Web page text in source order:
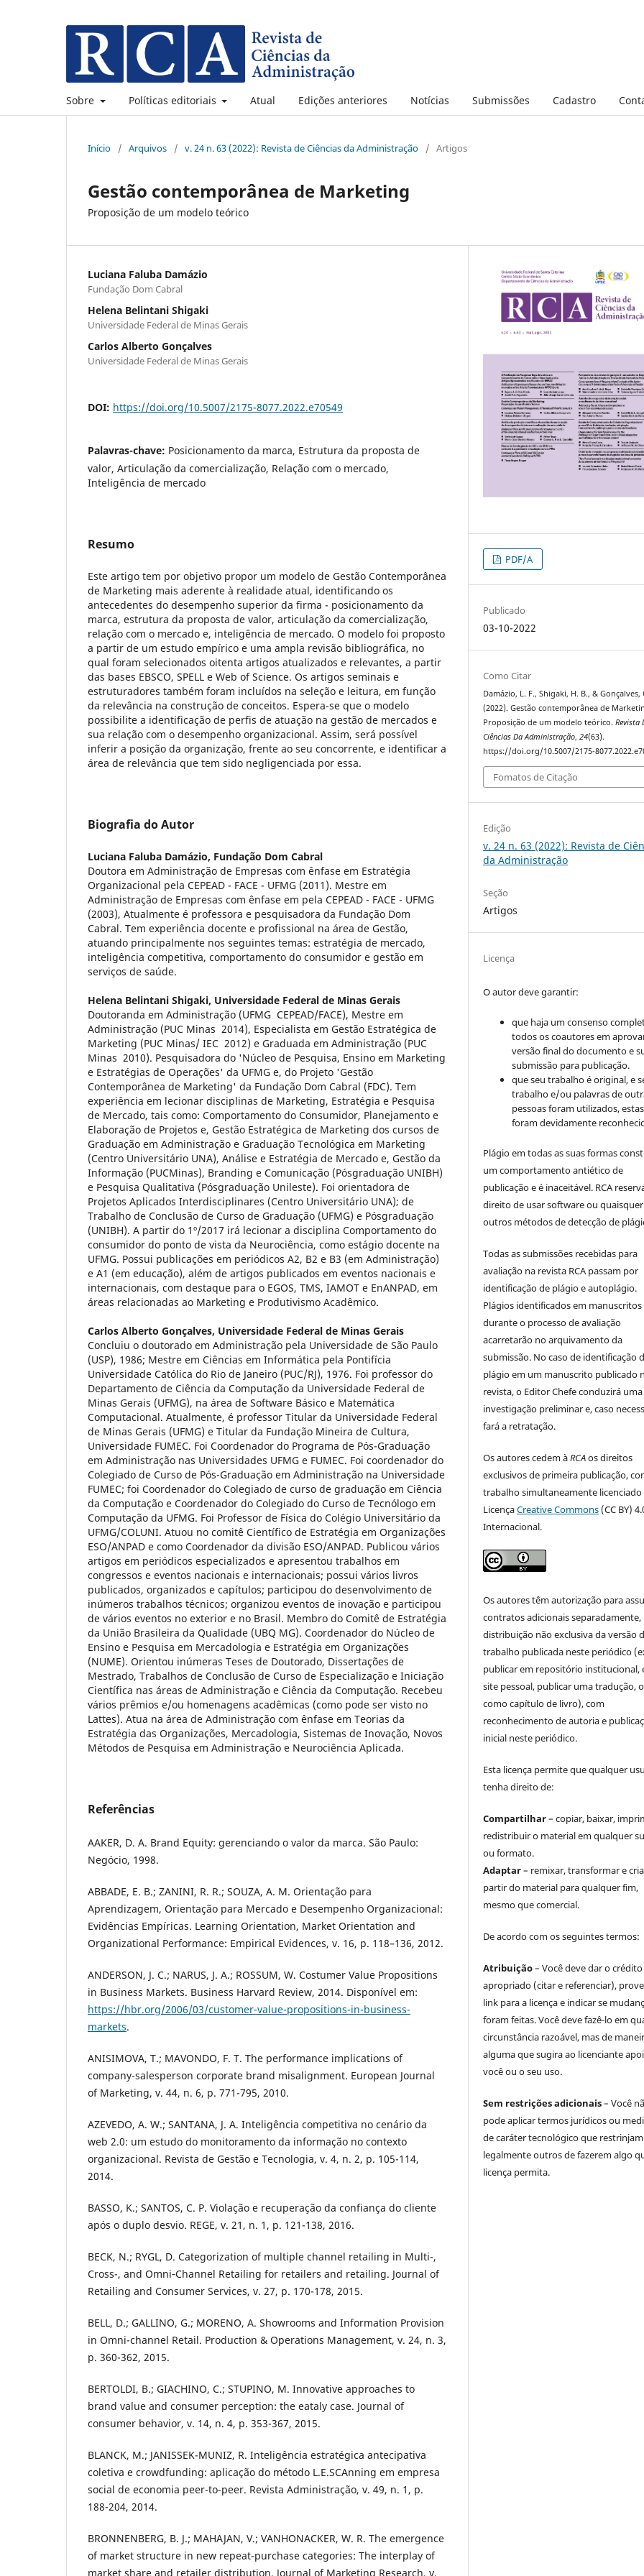
Sobre Políticas editoriais Atual Edições anteriores Notícias Submissões Cadastro
Início / Arquivos / v. 24 n. 63 (2022): Revista de Ciências da Administração / Artigos
Gestão contemporânea de Marketing
Proposição de um modelo teórico
Luciana Faluba Damázio
Fundação Dom Cabral
Helena Belintani Shigaki
Universidade Federal de Minas Gerais
Carlos Alberto Gonçalves
Universidade Federal de Minas Gerais
DOI: https://doi.org/10.5007/2175-8077.2022.e70549
Palavras-chave: Posicionamento da marca, Estrutura da proposta de
valor, Articulação da comercialização, Relação com o mercado,
Inteligência de mercado
Resumo
Este artigo tem por objetivo propor um modelo de Gestão Contemporânea
de Marketing mais aderente à realidade atual, identificando os
antecedentes do desempenho superior da firma - posicionamento da
marca, estrutura da proposta de valor, articulação da comercialização,
relação com o mercado e, inteligência de mercado. O modelo foi proposto
a partir de um estudo empírico e uma ampla revisão bibliográfica, no
qual foram selecionados oitenta artigos atualizados e relevantes, a partir
das bases EBSCO, SPELL e Web of Science. Os artigos seminais e
estruturadores também foram incluídos na seleção e leitura, em função
da relevância na construção de conceitos. Espera-se que o modelo
possibilite a identificação de perfis de atuação na gestão de mercados e
sua relação com o desempenho organizacional. Assim, será possível
inferir a posição da organização, frente ao seu concorrente, e identificar a
área de relevância que tem sido negligenciada por essa.
Biografia do Autor
Luciana Faluba Damázio, Fundação Dom Cabral
Doutora em Administração de Empresas com ênfase em Estratégia
Organizacional pela CEPEAD - FACE - UFMG (2011). Mestre em
Administração de Empresas com ênfase em pela CEPEAD - FACE - UFMG
(2003), Atualmente é professora e pesquisadora da Fundação Dom
Cabral. Tem experiência docente e profissional na área de Gestão,
atuando principalmente nos seguintes temas: estratégia de mercado,
inteligência competitiva, comportamento do consumidor e gestão em
serviços de saúde.
Helena Belintani Shigaki, Universidade Federal de Minas Gerais
Doutoranda em Administração (UFMG ­ CEPEAD/FACE), Mestre em
Administração (PUC Minas ­ 2014), Especialista em Gestão Estratégica de
Marketing (PUC Minas/ IEC ­ 2012) e Graduada em Administração (PUC
Minas ­ 2010). Pesquisadora do 'Núcleo de Pesquisa, Ensino em Marketing
e Estratégias de Operações' da UFMG e, do Projeto 'Gestão
Contemporânea de Marketing' da Fundação Dom Cabral (FDC). Tem
experiência em lecionar disciplinas de Marketing, Estratégia e Pesquisa
de Mercado, tais como: Comportamento do Consumidor, Planejamento e
Elaboração de Projetos e, Gestão Estratégica de Marketing dos cursos de
Graduação em Administração e Graduação Tecnológica em Marketing
(Centro Universitário UNA), Análise e Estratégia de Mercado e, Gestão da
Informação (PUCMinas), Branding e Comunicação (Pós­graduação UNIBH)
e Pesquisa Qualitativa (Pós­graduação Unileste). Foi orientadora de
Projetos Aplicados Interdisciplinares (Centro Universitário UNA); de
Trabalho de Conclusão de Curso de Graduação (UFMG) e Pós­graduação
(UNIBH). A partir do 1º/2017 irá lecionar a disciplina Comportamento do
consumidor do ponto de vista da Neurociência, como estágio docente na
UFMG. Possui publicações em periódicos A2, B2 e B3 (em Administração)
e A1 (em educação), além de artigos publicados em eventos nacionais e
internacionais, com destaque para o EGOS, TMS, IAMOT e EnANPAD, em
áreas relacionadas ao Marketing e Produtivismo Acadêmico.
Carlos Alberto Gonçalves, Universidade Federal de Minas Gerais
Concluiu o doutorado em Administração pela Universidade de São Paulo
(USP), 1986; Mestre em Ciências em Informática pela Pontifícia
Universidade Católica do Rio de Janeiro (PUC/RJ), 1976. Foi professor do
Departamento de Ciência da Computação da Universidade Federal de
Minas Gerais (UFMG), na área de Software Básico e Matemática
Computacional. Atualmente, é professor Titular da Universidade Federal
de Minas Gerais (UFMG) e Titular da Fundação Mineira de Cultura,
Universidade FUMEC. Foi Coordenador do Programa de Pós-Graduação
em Administração nas Universidades UFMG e FUMEC. Foi coordenador do
Colegiado de Curso de Pós-Graduação em Administração na Universidade
FUMEC; foi Coordenador do Colegiado de curso de graduação em Ciência
da Computação e Coordenador do Colegiado do Curso de Tecnólogo em
Computação da UFMG. Foi Professor de Física do Colégio Universitário da
UFMG/COLUNI. Atuou no comitê Científico de Estratégia em Organizações
ESO/ANPAD e como Coordenador da divisão ESO/ANPAD. Publicou vários
artigos em periódicos especializados e apresentou trabalhos em
congressos e eventos nacionais e internacionais; possui vários livros
publicados, organizados e capítulos; participou do desenvolvimento de
inúmeros trabalhos técnicos; organizou eventos de inovação e participou
de vários eventos no exterior e no Brasil. Membro do Comitê de Estratégia
da União Brasileira da Qualidade (UBQ MG). Coordenador do Núcleo de
Ensino e Pesquisa em Mercadologia e Estratégia em Organizações
(NUME). Orientou inúmeras Teses de Doutorado, Dissertações de
Mestrado, Trabalhos de Conclusão de Curso de Especialização e Iniciação
Científica nas áreas de Administração e Ciência da Computação. Recebeu
vários prêmios e/ou homenagens acadêmicas (como pode ser visto no
Lattes). Atua na área de Administração com ênfase em Teorias da
Estratégia das Organizações, Mercadologia, Sistemas de Inovação, Novos
Métodos de Pesquisa em Administração e Neurociência Aplicada.
Referências
AAKER, D. A. Brand Equity: gerenciando o valor da marca. São Paulo:
Negócio, 1998.
ABBADE, E. B.; ZANINI, R. R.; SOUZA, A. M. Orientação para
Aprendizagem, Orientação para Mercado e Desempenho Organizacional:
Evidências Empíricas. Learning Orientation, Market Orientation and
Organizational Performance: Empirical Evidences, v. 16, p. 118–136, 2012.
ANDERSON, J. C.; NARUS, J. A.; ROSSUM, W. Costumer Value Propositions
in Business Markets. Business Harvard Review, 2014. Disponível em:
https://hbr.org/2006/03/customer-value-propositions-in-business-
markets.
ANISIMOVA, T.; MAVONDO, F. T. The performance implications of
company-salesperson corporate brand misalignment. European Journal
of Marketing, v. 44, n. 6, p. 771-795, 2010.
AZEVEDO, A. W.; SANTANA, J. A. Inteligência competitiva no cenário da
web 2.0: um estudo do monitoramento da informação no contexto
organizacional. Revista de Gestão e Tecnologia, v. 4, n. 2, p. 105-114,
2014.
BASSO, K.; SANTOS, C. P. Violação e recuperação da confiança do cliente
após o duplo desvio. REGE, v. 21, n. 1, p. 121-138, 2016.
BECK, N.; RYGL, D. Categorization of multiple channel retailing in Multi-,
Cross-, and Omni‐Channel Retailing for retailers and retailing. Journal of
Retailing and Consumer Services, v. 27, p. 170-178, 2015.
BELL, D.; GALLINO, G.; MORENO, A. Showrooms and Information Provision
in Omni-channel Retail. Production & Operations Management, v. 24, n. 3,
p. 360-362, 2015.
BERTOLDI, B.; GIACHINO, C.; STUPINO, M. Innovative approaches to
brand value and consumer perception: the eataly case. Journal of
consumer behavior, v. 14, n. 4, p. 353-367, 2015.
BLANCK, M.; JANISSEK-MUNIZ, R. Inteligência estratégica antecipativa
coletiva e crowdfunding: aplicação do método L.E.SCAnning em empresa
social de economia peer-to-peer. Revista Administração, v. 49, n. 1, p.
188-204, 2014.
BRONNENBERG, B. J.; MAHAJAN, V.; VANHONACKER, W. R. The emergence
of market structure in new repeat-purchase categories: The interplay of
market share and retailer distribution. Journal of Marketing Research, v.
PDF/A
Publicado
03-10-2022
Como Citar
Damázio, L. F., Shigaki, H. B., & Gonçalves,
(2022). Gestão contemporânea de
Proposição de um modelo teórico.Revista
Ciências Da Administração,24(63).
https://doi.org/10.5007/2175-
Fomatos de Citação
Edição
v. 24 n. 63 (2022): Revista de
da Administração
Seção
Artigos
Licença
O autor deve garantir:
que haja um consenso
todos os coautores em
versão final do documento e
submissão para publicação.
que seu trabalho é original, e
trabalho e/ou palavras de
pessoas foram utilizados, estas
foram devidamente
Plágio em todas as suas formas
um comportamento antiético de
publicação e é inaceitável. RCA
direito de usar software ou quaisquer
outros métodos de detecção de
Todas as submissões recebidas para
avaliação na revista RCA passam por
identificação de plágio e autoplágio.
Plágios identificados em manuscritos
durante o processo de avaliação
acarretarão no arquivamento da
submissão. No caso de identificação
plágio em um manuscrito publicado
revista, o Editor Chefe conduzirá uma
investigação preliminar e, caso
fará a retratação.
Os autores cedem àRCAos direitos
exclusivos de primeira publicação,
trabalho simultaneamente licenciado
LicençaCreative Commons (CC BY)
Internacional.
Os autores têm autorização para
contratos adicionais separadamente,
distribuição não exclusiva da versão
trabalho publicada neste periódico
publicar em repositório institucional,
site pessoal, publicar uma tradução,
como capítulo de livro), com
reconhecimento de autoria e
inicial neste periódico.
Esta licença permite que qualquer
tenha direito de:
Compartilhar– copiar, baixar,
redistribuir o material em qualquer
ou formato.
Adaptar– remixar, transformar e
partir do material para qualquer fim,
mesmo que comercial.
De acordo com os seguintes termos:
Atribuição– Você deve dar o crédito
apropriado (citar e referenciar),
link para a licença e indicar se
foram feitas. Você deve fazê-lo em
circunstância razoável, mas de
alguma que sugira ao licenciante
você ou o seu uso.
Sem restrições adicionais– Você
pode aplicar termos jurídicos ou
de caráter tecnológico que restrinjam
legalmente outros de fazerem algo
licença permita.